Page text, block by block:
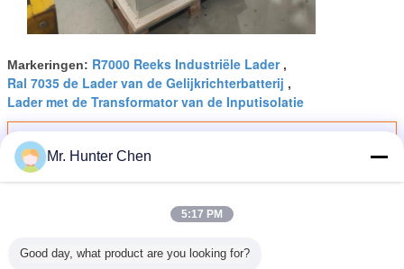
Markeringen: R7000 Reeks Industriële Lader,
Ral 7035 de Lader van de Gelijkrichterbatterij ,
Lader met de Transformator van de Inputisolatie
AC/DC industriële rechtgever met
isolatietransformator
Mr. Hunter Chen
5:17 PM
Good day, what product are you looking for?